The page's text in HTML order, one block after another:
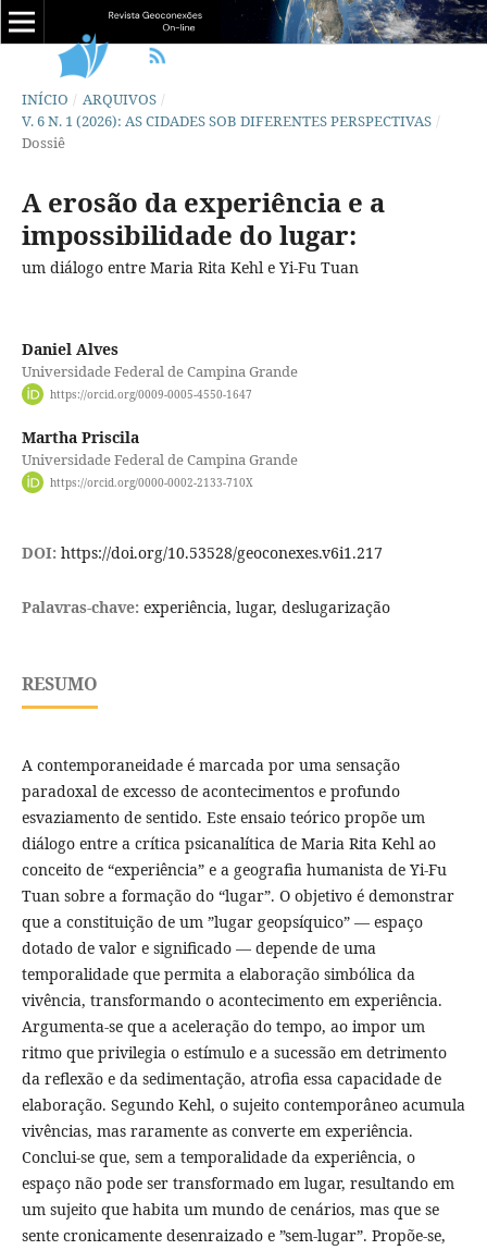
INÍCIO / ARQUIVOS /
V. 6 N. 1 (2026): AS CIDADES SOB DIFERENTES PERSPECTIVAS /
Dossiê
A erosão da experiência e a
impossibilidade do lugar:
um diálogo entre Maria Rita Kehl e Yi-Fu Tuan
Daniel Alves
Universidade Federal de Campina Grande
https://orcid.org/0009-0005-4550-1647
Martha Priscila
Universidade Federal de Campina Grande
https://orcid.org/0000-0002-2133-710X
DOI: https://doi.org/10.53528/geoconexes.v6i1.217
Palavras-chave: experiência, lugar, deslugarização
RESUMO
A contemporaneidade é marcada por uma sensação
paradoxal de excesso de acontecimentos e profundo
esvaziamento de sentido. Este ensaio teórico propõe um
diálogo entre a crítica psicanalítica de Maria Rita Kehl ao
conceito de “experiência” e a geografia humanista de Yi-Fu
Tuan sobre a formação do “lugar”. O objetivo é demonstrar
que a constituição de um ”lugar geopsíquico” — espaço
dotado de valor e significado — depende de uma
temporalidade que permita a elaboração simbólica da
vivência, transformando o acontecimento em experiência.
Argumenta-se que a aceleração do tempo, ao impor um
ritmo que privilegia o estímulo e a sucessão em detrimento
da reflexão e da sedimentação, atrofia essa capacidade de
elaboração. Segundo Kehl, o sujeito contemporâneo acumula
vivências, mas raramente as converte em experiência.
Conclui-se que, sem a temporalidade da experiência, o
espaço não pode ser transformado em lugar, resultando em
um sujeito que habita um mundo de cenários, mas que se
sente cronicamente desenraizado e ”sem-lugar”. Propõe-se,